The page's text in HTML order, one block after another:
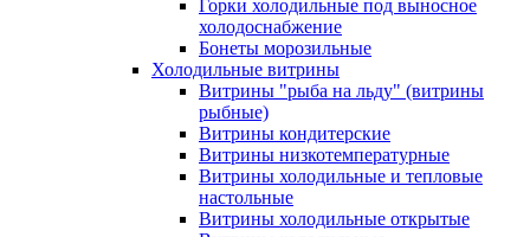
Горки холодильные под выносное
холодоснабжение
Бонеты морозильные
Холодильные витрины
Витрины "рыба на льду" (витрины
рыбные)
Витрины кондитерские
Витрины низкотемпературные
Витрины холодильные и тепловые
настольные
Витрины холодильные открытые